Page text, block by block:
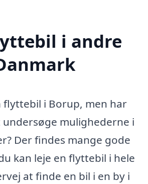
i andre
flyttebil i Borup, men har
mulighederne i
Der findes mange gode
kan leje en flyttebil i hele
at finde en bil i en by i